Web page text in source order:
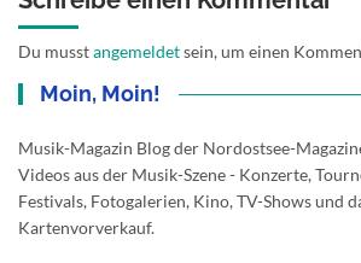
Du musstangemeldetsein, um einen
Moin, Moin!
Musik-Magazin Blog der Nordostsee-
Videos aus der Musik-Szene - Konzerte,
Festivals, Fotogalerien, Kino, TV-Shows und
Kartenvorverkauf.